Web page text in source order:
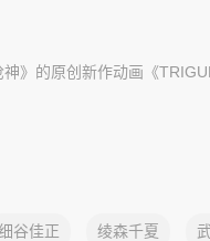
》的原创新作动画《
谷佳正 绫森千夏